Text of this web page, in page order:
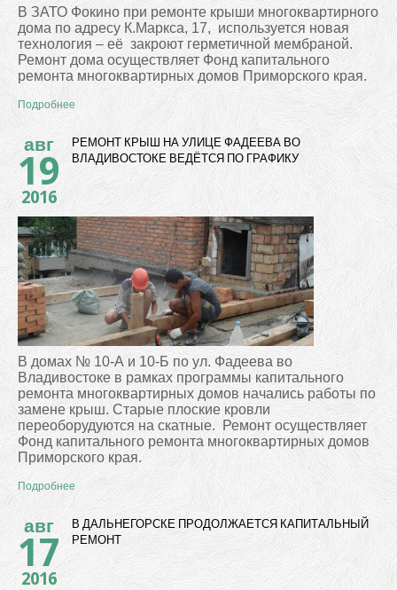
В ЗАТО Фокино при ремонте крыши многоквартирного
дома по адресу К.Маркса, 17, используется новая
технология – её закроют герметичной мембраной.
Ремонт дома осуществляет Фонд капитального
ремонта многоквартирных домов Приморского края.
Подробнее
авг
19
2016
РЕМОНТ КРЫШ НА УЛИЦЕ ФАДЕЕВА ВО
ВЛАДИВОСТОКЕ ВЕДЁТСЯ ПО ГРАФИКУ
В домах № 10-А и 10-Б по ул. Фадеева во
Владивостоке в рамках программы капитального
ремонта многоквартирных домов начались работы по
замене крыш. Старые плоские кровли
переоборудуются на скатные.
Ремонт осуществляет
Фонд капитального ремонта многоквартирных домов
Приморского края.
Подробнее
авг
17
2016
В ДАЛЬНЕГОРСКЕ ПРОДОЛЖАЕТСЯ КАПИТАЛЬНЫЙ
РЕМОНТ